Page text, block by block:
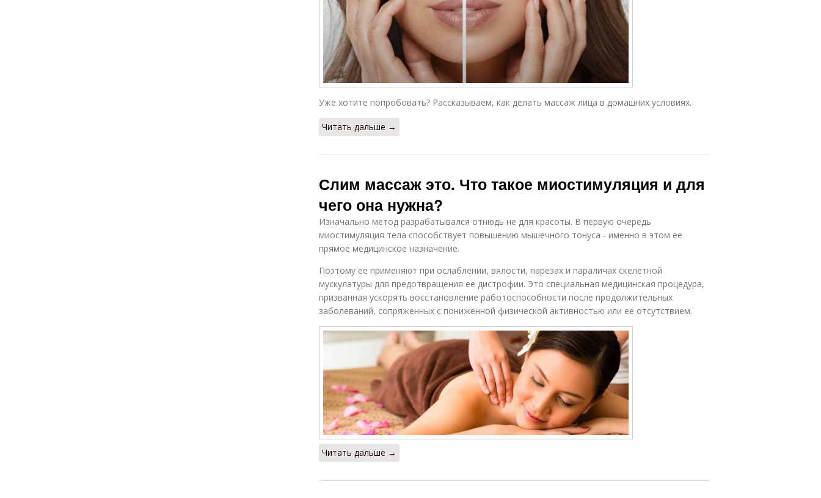
Уже хотите попробовать? Рассказываем, как делать массаж лица в домашних условиях.
Читать дальше →
Слим массаж это. Что такое миостимуляция и для
чего она нужна?
Изначально метод разрабатывался отнюдь не для красоты. В первую очередь
миостимуляция тела способствует повышению мышечного тонуса - именно в этом ее
прямое медицинское назначение.
Поэтому ее применяют при ослаблении, вялости, парезах и параличах скелетной
мускулатуры для предотвращения ее дистрофии. Это специальная медицинская процедура,
призванная ускорять восстановление работоспособности после продолжительных
заболеваний, сопряженных с пониженной физической активностью или ее отсутствием.
Читать дальше →